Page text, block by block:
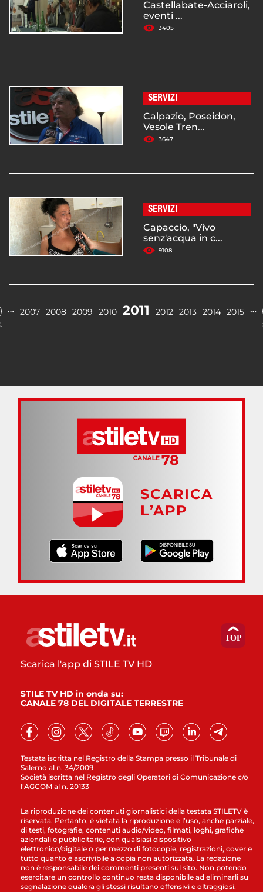
Castellabate-Acciaroli,
eventi ...
3405
SERVIZI
Calpazio, Poseidon,
Vesole Tren...
3647
SERVIZI
Capaccio, "Vivo
senz'acqua in c...
9108
… 2007 2008 2009 2010 2011 2012 2013 2014 2015 …
SCARICA
L’APP
Testata iscritta nel Registro della Stampa presso il Tribunale di
Salerno al n. 34/2009
Società iscritta nel Registro degli Operatori di Comunicazione c/o
l’AGCOM al n. 20133
Scarica l'app di STILE TV HD
STILE TV HD in onda su:
CANALE 78 DEL DIGITALE TERRESTRE
La riproduzione dei contenuti giornalistici della testata STILETV è
riservata. Pertanto, è vietata la riproduzione e l’uso, anche parziale,
di testi, fotografie, contenuti audio/video, filmati, loghi, grafiche
aziendali e pubblicitarie, con qualsiasi dispositivo
elettronico/digitale o per mezzo di fotocopie, registrazioni, cover e
tutto quanto è ascrivibile a copia non autorizzata. La redazione
non è responsabile dei commenti presenti sul sito. Non potendo
esercitare un controllo continuo resta disponibile ad eliminarli su
segnalazione qualora gli stessi risultano offensivi e oltraggiosi.